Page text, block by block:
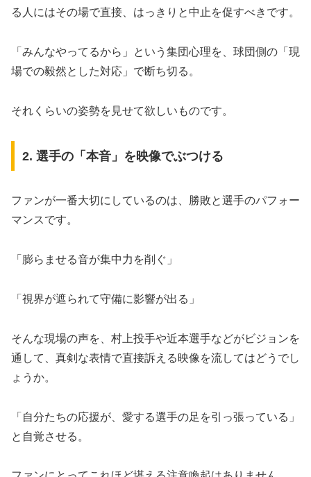
る人にはその場で直接、はっきりと中止を促すべきです。
「みんなやってるから」という集団心理を、球団側の「現
場での毅然とした対応」で断ち切る。
それくらいの姿勢を見せて欲しいものです。
​2. 選手の「本音」を映像でぶつける
​ファンが一番大切にしているのは、勝敗と選手のパフォー
マンスです。
「膨らませる音が集中力を削ぐ」
「視界が遮られて守備に影響が出る」
そんな現場の声を、村上投手や近本選手などがビジョンを
通して、真剣な表情で直接訴える映像を流してはどうでし
ょうか。
「自分たちの応援が、愛する選手の足を引っ張っている」
と自覚させる。